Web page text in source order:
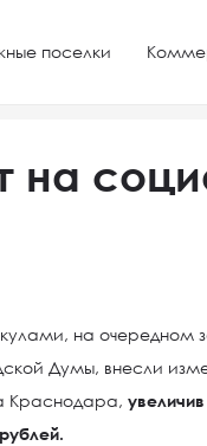
поселки
на
на очередном
Думы, внесли
Краснодара,